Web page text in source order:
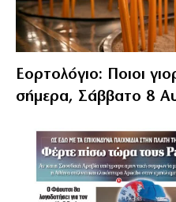
Εορτολόγιο: Ποιοι
σήμερα, Σάββατο 8